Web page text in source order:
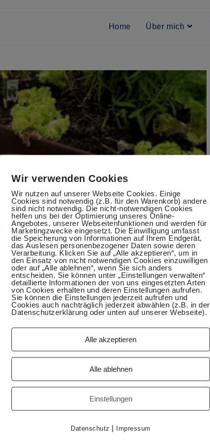
Home Über mich
Erdbeersalat
kann die Grillsaison fortsetzen. Ich wäre nie auf die
Diesen Salat hat mal eine kolumbianische
super zu Steaks, so komisch es auch klingt. Mag dein
Weise auf den Geschmack zu bringen
Wir verwenden Cookies
Wir nutzen auf unserer Webseite Cookies. Einige
Cookies sind notwendig (z.B. für den Warenkorb) andere
sind nicht notwendig. Die nicht-notwendigen Cookies
helfen uns bei der Optimierung unseres Online-
Angebotes, unserer Webseitenfunktionen und werden für
Marketingzwecke eingesetzt. Die Einwilligung umfasst
die Speicherung von Informationen auf Ihrem Endgerät,
das Auslesen personenbezogener Daten sowie deren
Verarbeitung. Klicken Sie auf „Alle akzeptieren“, um in
den Einsatz von nicht notwendigen Cookies einzuwilligen
oder auf „Alle ablehnen“, wenn Sie sich anders
entscheiden. Sie können unter „Einstellungen verwalten“
detaillierte Informationen der von uns eingesetzten Arten
von Cookies erhalten und deren Einstellungen aufrufen.
Sie können die Einstellungen jederzeit aufrufen und
Cookies auch nachträglich jederzeit abwählen (z.B. in der
Datenschutzerklärung oder unten auf unserer Webseite).
Alle akzeptieren
Alle ablehnen
Einstellungen
Datenschutz | Impressum